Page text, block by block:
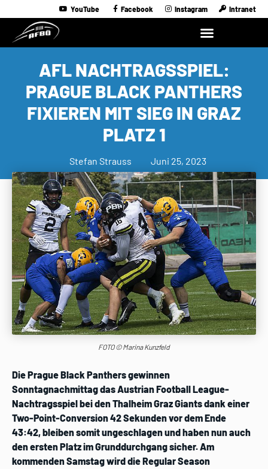
YouTube Facebook Instagram Intranet
AFL NACHTRAGSSPIEL:
PRAGUE BLACK PANTHERS
FIXIEREN MIT SIEG IN GRAZ
PLATZ 1
Stefan Strauss Juni 25, 2023
FOTO © Marina Kunzfeld
Die Prague Black Panthers gewinnen
Sonntagnachmittag das Austrian Football League-
Nachtragsspiel bei den Thalheim Graz Giants dank einer
Two-Point-Conversion 42 Sekunden vor dem Ende
43:42, bleiben somit ungeschlagen und haben nun auch
den ersten Platz im Grunddurchgang sicher. Am
kommenden Samstag wird die Regular Season